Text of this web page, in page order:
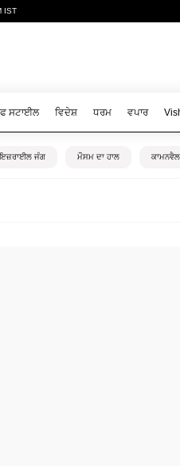
IST
ਸਟਾਈਲ ਵਿਦੇਸ਼ ਧਰਮ ਵਪਾਰ
ਜੰਗ ਮੌਸਮ ਦਾ ਹਾਲ